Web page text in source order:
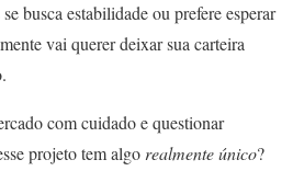
busca estabilidade ou prefere esperar
vai querer deixar sua carteira
com cuidado e questionar
projeto tem algo realmente único?